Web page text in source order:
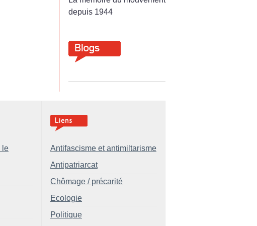
depuis 1944
le
Antifascisme et antimiltarisme
Antipatriarcat
Chômage / précarité
Ecologie
Politique